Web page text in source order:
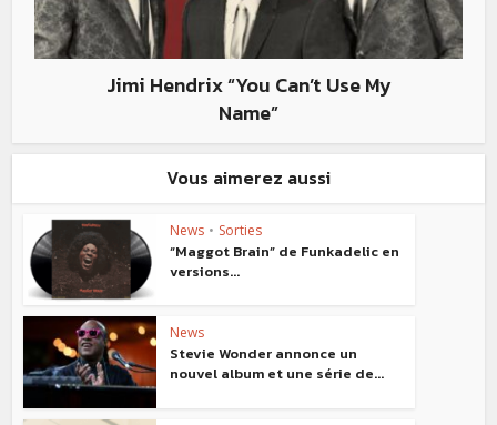
Jimi Hendrix “You Can’t Use My
Name”
Vous aimerez aussi
News • Sorties
“Maggot Brain” de Funkadelic en
versions...
News
Stevie Wonder annonce un
nouvel album et une série de...